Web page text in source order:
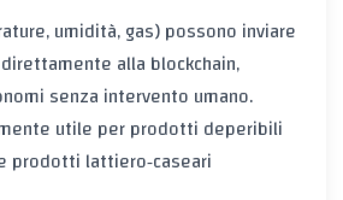
umidità, gas) possono inviare
alla blockchain,
senza intervento umano.
utile per prodotti deperibili
prodotti lattiero‑caseari